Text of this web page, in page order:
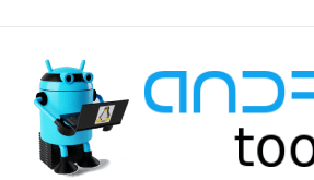
содержимому